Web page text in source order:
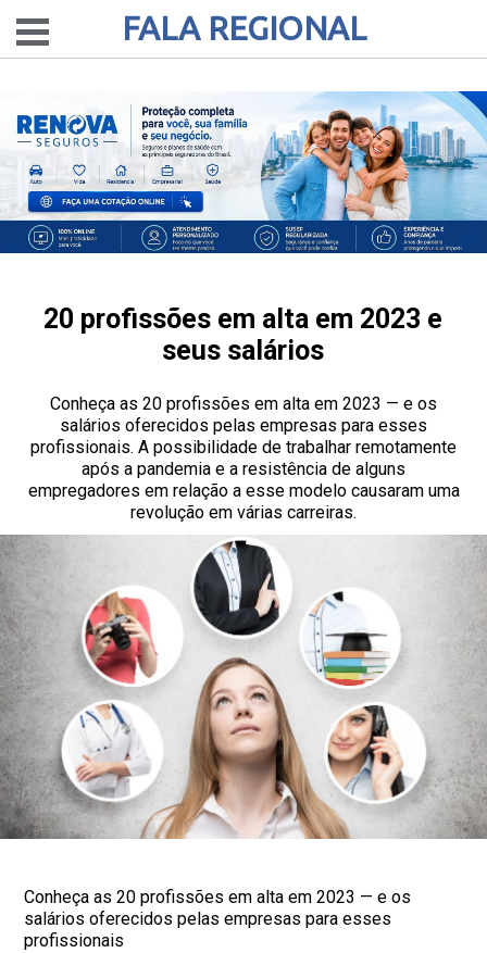
FALA REGIONAL
20 profissões em alta em 2023 e
seus salários
Conheça as 20 profissões em alta em 2023 — e os
salários oferecidos pelas empresas para esses
profissionais. A possibilidade de trabalhar remotamente
após a pandemia e a resistência de alguns
empregadores em relação a esse modelo causaram uma
revolução em várias carreiras.
Conheça as 20 profissões em alta em 2023 — e os
salários oferecidos pelas empresas para esses
profissionais